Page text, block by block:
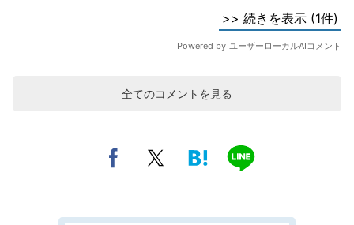
全てのコメントを見る